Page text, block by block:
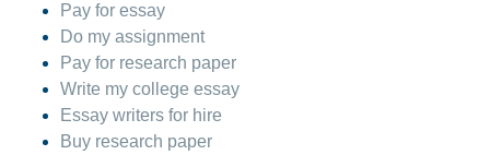
Pay for essay
Do my assignment
Pay for research paper
Write my college essay
Essay writers for hire
Buy research paper